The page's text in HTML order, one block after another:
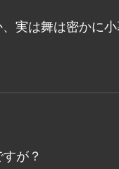
実は舞は密かに
が？